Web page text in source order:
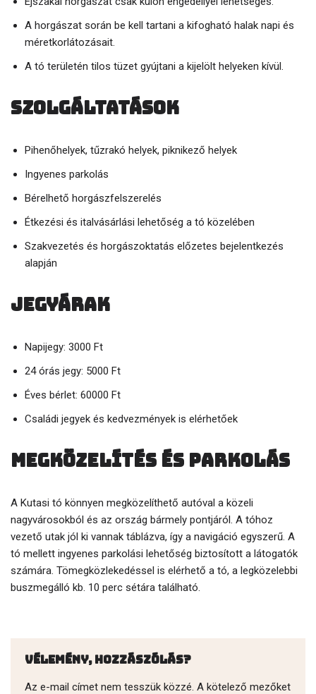
A horgászat során be kell tartani a kifogható halak napi és
méretkorlátozásait.
A tó területén tilos tüzet gyújtani a kijelölt helyeken kívül.
Szolgáltatások
Pihenőhelyek, tűzrakó helyek, piknikező helyek
Ingyenes parkolás
Bérelhető horgászfelszerelés
Étkezési és italvásárlási lehetőség a tó közelében
Szakvezetés és horgászoktatás előzetes bejelentkezés
alapján
Jegyárak
Napijegy: 3000 Ft
24 órás jegy: 5000 Ft
Éves bérlet: 60000 Ft
Családi jegyek és kedvezmények is elérhetőek
Megközelítés és parkolás
A Kutasi tó könnyen megközelíthető autóval a közeli
nagyvárosokból és az ország bármely pontjáról. A tóhoz
vezető utak jól ki vannak táblázva, így a navigáció egyszerű. A
tó mellett ingyenes parkolási lehetőség biztosított a látogatók
számára. Tömegközlekedéssel is elérhető a tó, a legközelebbi
buszmegálló kb. 10 perc sétára található.
Vélemény, hozzászólás?
Az e-mail címet nem tesszük közzé. A kötelező mezőket